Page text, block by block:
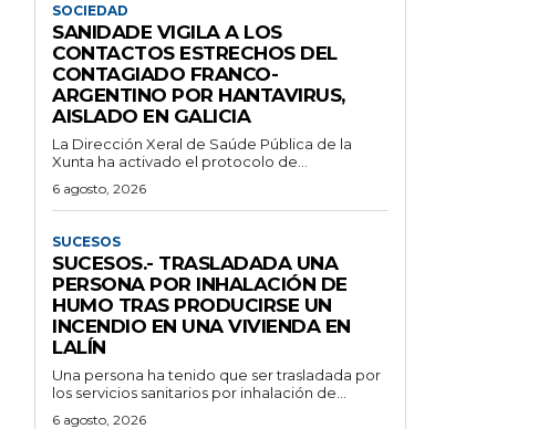
SOCIEDAD
SANIDADE VIGILA A LOS
CONTACTOS ESTRECHOS DEL
CONTAGIADO FRANCO-
ARGENTINO POR HANTAVIRUS,
AISLADO EN GALICIA
La Dirección Xeral de Saúde Pública de la
Xunta ha activado el protocolo de...
6 agosto, 2026
SUCESOS
SUCESOS.- TRASLADADA UNA
PERSONA POR INHALACIÓN DE
HUMO TRAS PRODUCIRSE UN
INCENDIO EN UNA VIVIENDA EN
LALÍN
Una persona ha tenido que ser trasladada por
los servicios sanitarios por inhalación de...
6 agosto, 2026